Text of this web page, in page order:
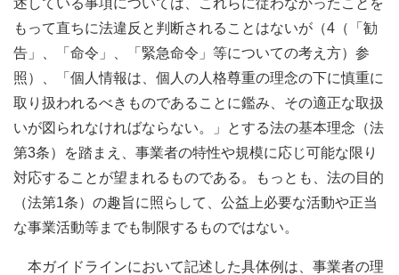
述している事項については、これらに従わなかったことを
もって直ちに法違反と判断されることはないが（4（「勧
告」、「命令」、「緊急命令」等についての考え方）参
照）、「個人情報は、個人の人格尊重の理念の下に慎重に
取り扱われるべきものであることに鑑み、その適正な取扱
いが図られなければならない。」とする法の基本理念（法
第3条）を踏まえ、事業者の特性や規模に応じ可能な限り
対応することが望まれるものである。もっとも、法の目的
（法第1条）の趣旨に照らして、公益上必要な活動や正当
な事業活動等までも制限するものではない。
本ガイドラインにおいて記述した具体例は、事業者の理